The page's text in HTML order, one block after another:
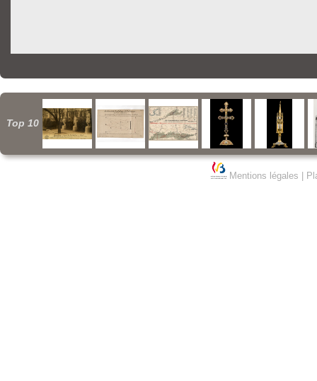
Top 10
Mentions légales